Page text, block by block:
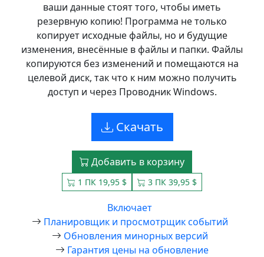
ваши данные стоят того, чтобы иметь
резервную копию! Программа не только
копирует исходные файлы, но и будущие
изменения, внесённые в файлы и папки. Файлы
копируются без изменений и помещаются на
целевой диск, так что к ним можно получить
доступ и через Проводник Windows.
Скачать
Добавить в корзину
1 ПК 19,95 $ 3 ПК 39,95 $
Включает
Планировщик и просмотрщик событий
Обновления минорных версий
Гарантия цены на обновление